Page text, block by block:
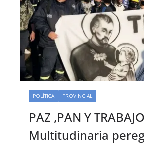
POLÍTICA PROVINCIAL
PAZ ,PAN Y
Multitudinaria